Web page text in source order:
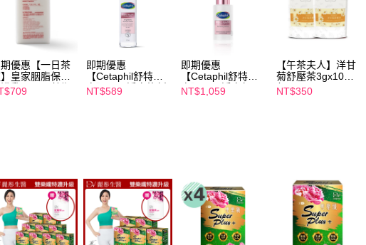
２．訂單成立數日內，您將收到繳費通知簡訊。
３．收到繳費通知簡訊後14天內，點擊此簡訊
／ATM／網路銀行／等多元方式進行付款，方視
※ 請注意：結帳手續完成當下不需立刻繳費，
絡購買商品的店家。未經商家同意取消之訂單仍
先享後付繳納相關費用。
※ 交易是否成功請以「AFTEE先享後付 」之結
是否繳費成功／繳費後需取消欲退款等相關疑問
２．關於個人資料處理事宜，請瀏覽以下網址：
https://aftee.tw/terms/#terms3
３．未成年的使用者請事先徵得法定代理人或
「AFTEE先享後付」，若未經同意申辦者引起
付款後全家取貨
每筆NT$100，滿NT$600(含以上)免運費
每筆NT$100，滿NT$600(含以上)免運費
付款後萊爾富取貨
付款後7-11取貨
每筆NT$100，滿NT$600(含以上)免運費
期優惠【一日茶
皇家胭脂保濕
乳600ml 效期
2/19
即期優惠
【Cetaphil舒特
膚】BHR淨白煥新
化妝水 150mL 效
NT$589
即期優惠
【Cetaphil舒特
膚】BHR淨白無暇
精華液 30ml 效期
NT$1,059
【午茶夫人】洋甘
菊舒壓茶3gx10入/
包 x2
NT$350